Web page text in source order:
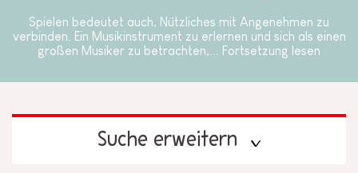
Spielen bedeutet auch, Nützliches mit Angenehmen zu
verbinden. Ein Musikinstrument zu erlernen und sich als einen
großen Musiker zu betrachten,...
Fortsetzung lesen
Suche erweitern